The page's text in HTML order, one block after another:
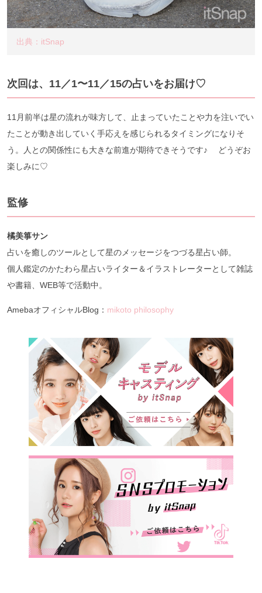
出典：itSnap
次回は、11／1〜11／15の占いをお届け♡
11月前半は星の流れが味方して、止まっていたことや力を注いでい
たことが動き出していく手応えを感じられるタイミングになりそ
う。人との関係性にも大きな前進が期待できそうです♪ どうぞお
楽しみに♡
監修
橘美箏サン
占いを癒しのツールとして星のメッセージをつづる星占い師。
個人鑑定のかたわら星占いライター＆イラストレーターとして雑誌
や書籍、WEB等で活動中。
AmebaオフィシャルBlog： mikoto philosophy